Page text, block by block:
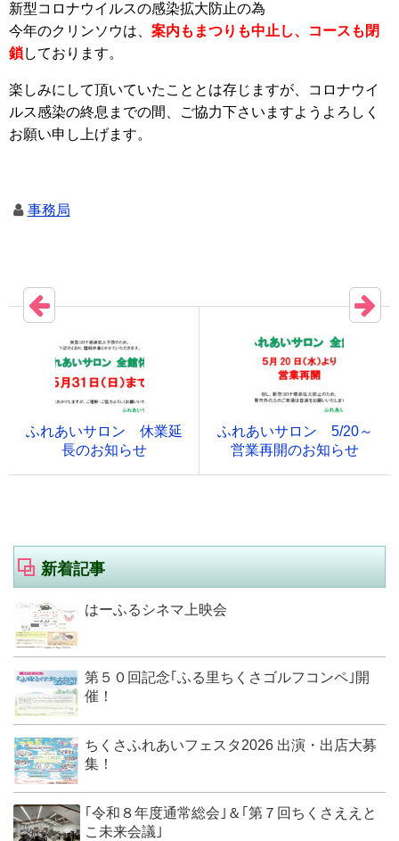
新型コロナウイルスの感染拡大防止の為
今年のクリンソウは、 案内もまつりも中止し、コースも閉
鎖しております。
楽しみにして頂いていたこととは存じますが、コロナウイ
ルス感染の終息までの間、ご協力下さいますようよろしく
お願い申し上げます。
事務局
ふれあいサロン 休業延
長のお知らせ
ふれあいサロン 5/20～
営業再開のお知らせ
新着記事
はーふるシネマ上映会
第５０回記念｢ふる里ちくさゴルフコンペ｣開
催！
ちくさふれあいフェスタ2026 出演・出店大募
集！
｢令和８年度通常総会｣＆｢第７回ちくさええと
こ未来会議｣